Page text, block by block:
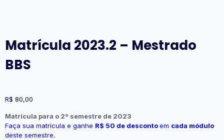
Matrícula 2023.2 – Mestrado
BBS
R$ 80,00
Matrícula para o 2º semestre de 2023
Faça sua matrícula e ganhe R$ 50 de descontoem cada módulo
deste semestre.